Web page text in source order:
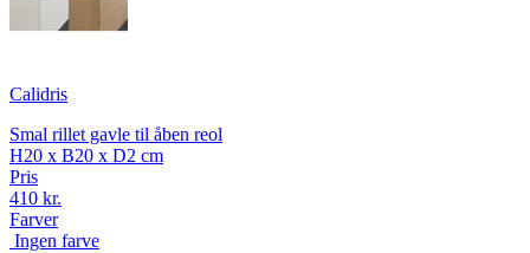
Calidris
Smal rillet gavle til åben reol
H20 x B20 x D2 cm
Pris
410 kr.
Farver
Ingen farve